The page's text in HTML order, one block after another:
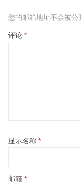
您的邮箱地址不会被公
评论 *
显示名称 *
邮箱 *